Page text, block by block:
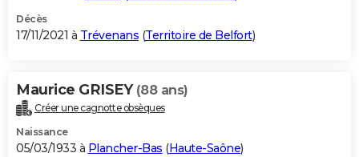
Décès
17/11/2021 à Trévenans (Territoire de Belfort)
Maurice GRISEY (88 ans)
Créer une cagnotte obsèques
Naissance
05/03/1933 à Plancher-Bas (Haute-Saône)